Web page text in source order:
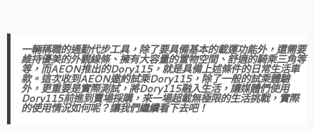
一輛稱職的通勤代步工具，除了要具備基本的載運功能外，還需要
維持優美的外觀線條、擁有大容量的置物空間、舒適的騎乘三角等
等，而AEON推出的Dory115，就是具備上述條件的日常生活車
款。這次收到AEON邀約試乘Dory115，除了一般的試乘體驗
外，更重要是實際測試，將Dory115融入生活，讓媒體們使用
Dory115前進到賣場採購，來一場超載無極限的生活挑戰，實際
的使用情況如何呢？讓我們繼續看下去吧！